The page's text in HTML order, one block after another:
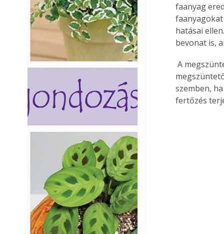
faanyag
hatásai
bevonat is,
A megszüntető faanyagvédelemre alkalmas szerek a meglevő, és a további fertőzésekre
szemben,
fertőzés